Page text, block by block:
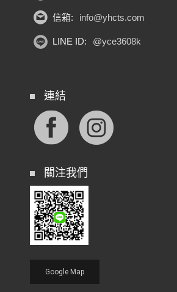
信箱: info@yhcts.com
LINE ID: @yce3608k
連結
關注我們
Google Map